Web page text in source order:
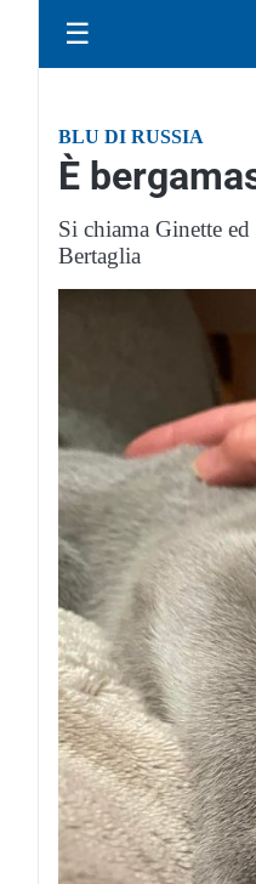
☰
BLU DI RUSSIA
È
Si chiama Ginette
Bertaglia